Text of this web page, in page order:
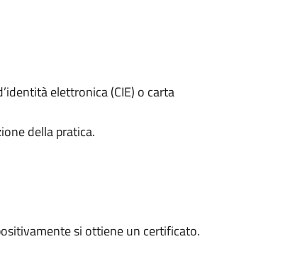
elettronica (CIE) o carta
della pratica.
si ottiene un certificato.